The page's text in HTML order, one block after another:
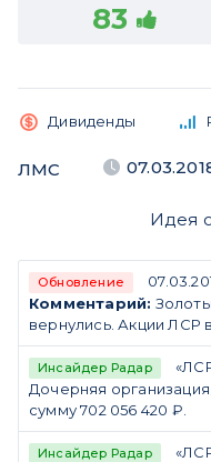
83
Дивиденды
ЛМС
Идея
Обновление
Комментарий:
вернулись. Акции ЛСР
Инсайдер Радар
Дочерняя
сумму 702 056 420 ₽.
Инсайдер Радар